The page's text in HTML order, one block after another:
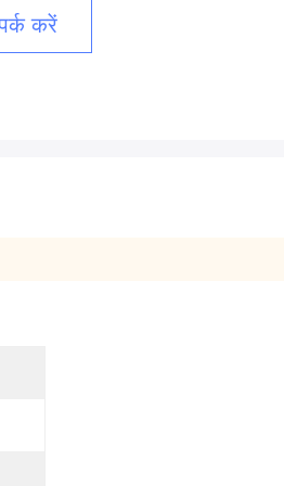
करें